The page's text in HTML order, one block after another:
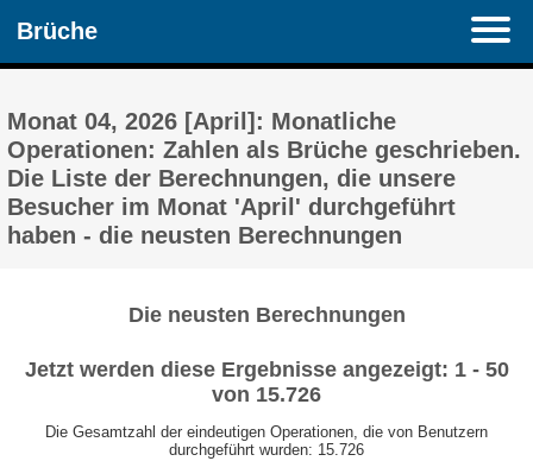
Brüche
Monat 04, 2026 [April]: Monatliche
Operationen: Zahlen als Brüche geschrieben.
Die Liste der Berechnungen, die unsere
Besucher im Monat 'April' durchgeführt
haben - die neusten Berechnungen
Die neusten Berechnungen
Jetzt werden diese Ergebnisse angezeigt: 1 - 50
von 15.726
Die Gesamtzahl der eindeutigen Operationen, die von Benutzern
durchgeführt wurden: 15.726